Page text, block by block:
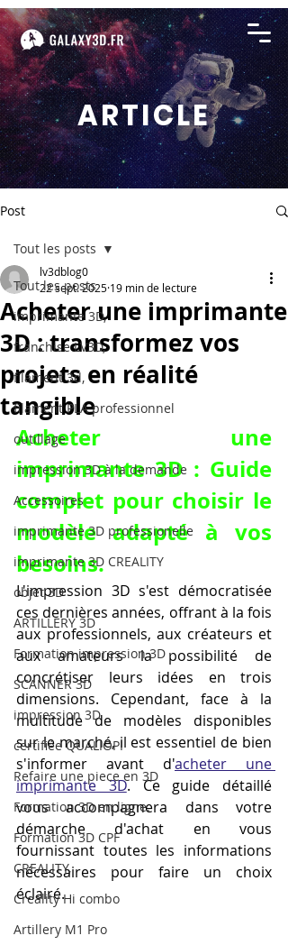
ARTICLE
Post
Tout les posts
imprimante 3D,
franchise LV3D,
filament 3d,
filament PLA professionnel
outillage
impression 3D à la demande
Accessoires
imprimante 3D professionelle
imprimante 3D CREALITY
objet 3D
ARTILLERY 3D
Formation impression 3D
SCANNER 3D
impression 3D
certifiée QUALIOPI
Refaire une piece en 3D
Formation 3D en ligne.
Formation 3D CPF
CREALITY,
Creality Hi combo
Artillery M1 Pro
Tout les posts
Acheter une imprimante
3D : transformez vos
projets en réalité
tangible
lv3dblog0
22 sept. 2025 19 min de lecture
Acheter une
imprimante 3D : Guide
complet pour choisir le
modèle adapté à vos
besoins.
L'impression 3D s'est démocratisée
ces dernières années, offrant à la fois
aux professionnels, aux créateurs et
aux amateurs la possibilité de
concrétiser leurs idées en trois
dimensions. Cependant, face à la
multitude de modèles disponibles
sur le marché, il est essentiel de bien
s'informer avant d'acheter une
imprimante 3D. Ce guide détaillé
vous accompagnera dans votre
démarche d'achat en vous
fournissant toutes les informations
nécessaires pour faire un choix
éclairé.